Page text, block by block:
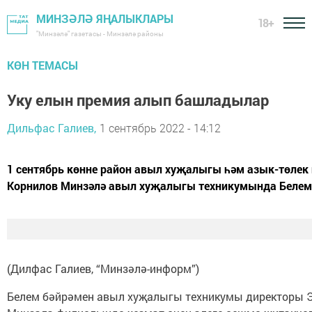
МИНЗӘЛӘ ЯҢАЛЫКЛАРЫ
"Минзәлә" газетасы - Минзәлә районы
18+
КӨН ТЕМАСЫ
Уку елын премия алып башладылар
Дильфас Галиев, 1 сентябрь 2022 - 14:12
1 сентябрь көнне район авыл хуҗалыгы һәм азык-
Корнилов Минзәлә авыл хуҗалыгы техникумында
(Дилфас Галиев, “Минзәлә-информ”)
Белем бәйрәмен авыл хуҗалыгы техникумы директоры